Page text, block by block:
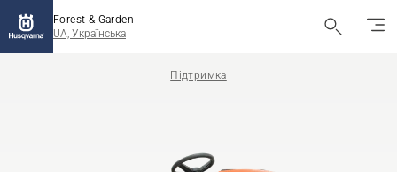
Forest & Garden
UA, Українська
Підтримка